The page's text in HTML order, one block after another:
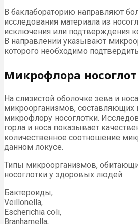
В баклабораторию направляют
исследования материала из
исключения или подтверждения
В направлении указывают
которого необходимо
Микрофлора
На слизистой оболочке зева и
микроорганизмов,
микрофлору носоглотки.
горла и носа показывает
количественное соотношение
данном локусе.
Типы микроорганизмов,
носоглотки у здоровых людей:
Бактероиды,
Veillonella,
Escherichia coli,
Branhamella,